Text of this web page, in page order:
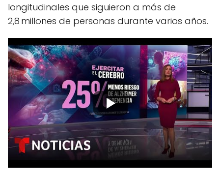
longitudinales que siguieron a más de
2,8 millones de personas durante varios años.